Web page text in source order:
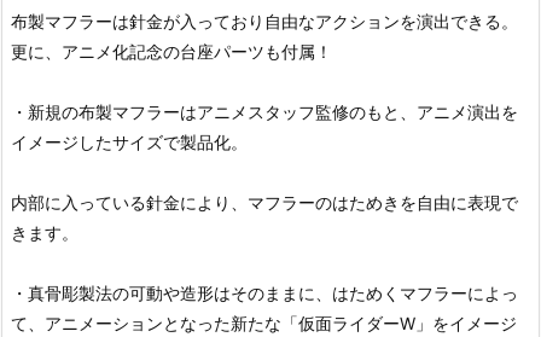
布製マフラーは針金が入っており自由なアクションを演出できる。
更に、アニメ化記念の台座パーツも付属！
・新規の布製マフラーはアニメスタッフ監修のもと、アニメ演出を
イメージしたサイズで製品化。
内部に入っている針金により、マフラーのはためきを自由に表現で
きます。
・真骨彫製法の可動や造形はそのままに、はためくマフラーによっ
て、アニメーションとなった新たな「仮面ライダーW」をイメージ